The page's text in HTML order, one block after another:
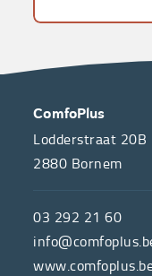
OVER
ONS
de
van
CONTACT
ComfoPlus
Lodderstraat 20B
2880 Bornem
03 292 21 60